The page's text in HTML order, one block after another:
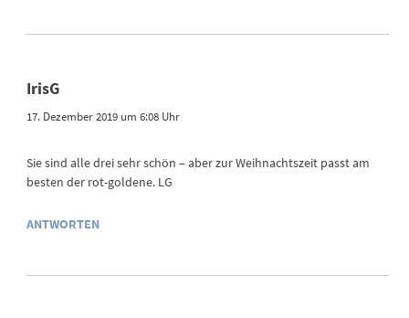
IrisG
17. Dezember 2019 um 6:08 Uhr
Sie sind alle drei sehr schön – aber zur Weihnachtszeit passt am
besten der rot-goldene. LG
ANTWORTEN